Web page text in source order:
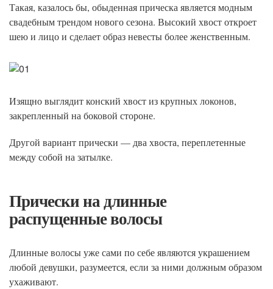
Такая, казалось бы, обыденная прическа является модным
свадебным трендом нового сезона. Высокий хвост откроет
шею и лицо и сделает образ невесты более женственным.
Изящно выглядит конский хвост из крупных локонов,
закрепленный на боковой стороне.
Другой вариант прически — два хвоста, переплетенные
между собой на затылке.
Прически на длинные
распущенные волосы
Длинные волосы уже сами по себе являются украшением
любой девушки, разумеется, если за ними должным образом
ухаживают.